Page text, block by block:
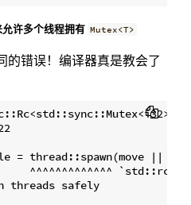
允许多个线程拥有 Mutex<T>
的错误！编译器真是教会了
thread::spawn(move || {
^^^^^^^^^^^^^
threads safely